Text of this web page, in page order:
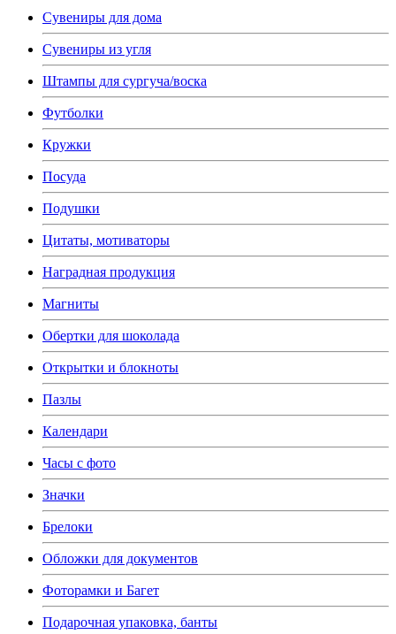
Сувениры для дома
Сувениры из угля
Штампы для сургуча/воска
Футболки
Кружки
Посуда
Подушки
Цитаты, мотиваторы
Наградная продукция
Магниты
Обертки для шоколада
Открытки и блокноты
Пазлы
Календари
Часы с фото
Значки
Брелоки
Обложки для документов
Фоторамки и Багет
Подарочная упаковка, банты